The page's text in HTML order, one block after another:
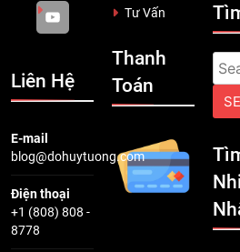
Liên Hệ
E-mail
blog@dohuytuong.com
Điện thoại
+1 (808) 808 -
8778
Tư Vấn
Thanh
Toán
for: